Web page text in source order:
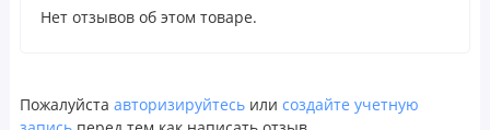
камедь, растительный стеарат магния, диоксид кремния
требованиям GMP, где также осуществляется обработка
Нет отзывов об этом товаре.
Пожалуйста авторизируйтесь или создайте учетную